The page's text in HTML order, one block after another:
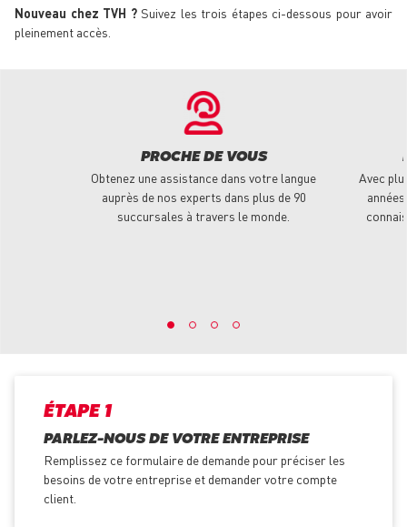
Nouveau chez TVH ?Suivez les trois étapes ci-dessous pour avoir
pleinement accès.
PROCHE DE VOUS
Obtenez une assistance dans votre langue
auprès de nos experts dans plus de 90
succursales à travers le monde.
Avec
ÉTAPE 1
PARLEZ-NOUS DE VOTRE ENTREPRISE
Remplissez ce formulaire de demande pour préciser les
besoins de votre entreprise et demander votre compte
client.